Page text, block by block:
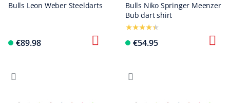
Bulls Leon Weber Steeldarts
€89.98
Bulls Niko Springer Meenzer
Bub dart shirt
€54.95